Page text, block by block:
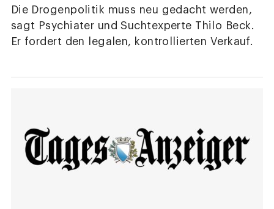
Die Drogenpolitik muss neu gedacht werden,
sagt Psychiater und Suchtexperte Thilo Beck.
Er fordert den legalen, kontrollierten Verkauf.